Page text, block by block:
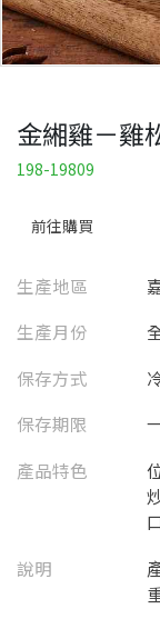
金緗雞－雞
198-19809
前往購買
生產地區
生產月份
保存方式
保存期限
產品特色
說明